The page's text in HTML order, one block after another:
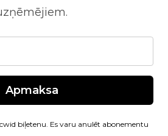
Apmaksa
biļetenu. Es varu anulēt abonementu